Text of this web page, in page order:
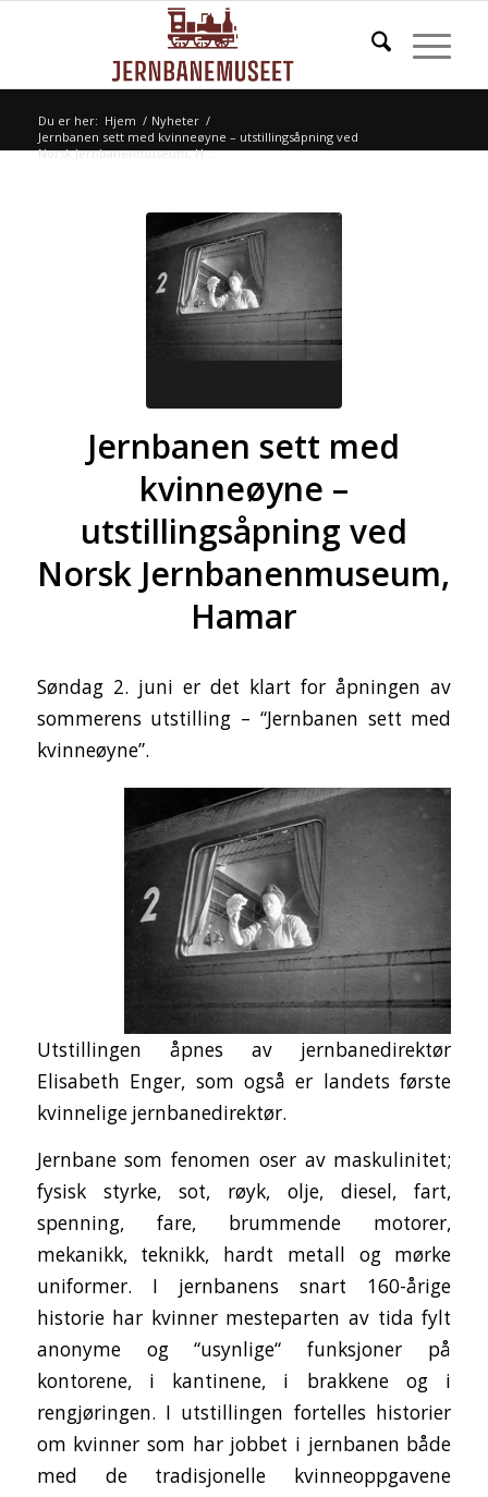
Du er her: Hjem / Nyheter /
Jernbanen sett med kvinneøyne – utstillingsåpning ved
Norsk Jernbanenmuseum, H...
Jernbanen sett med
kvinneøyne –
utstillingsåpning ved
Norsk Jernbanenmuseum,
Hamar
Søndag 2. juni er det klart for åpningen av
sommerens utstilling – “Jernbanen sett med
kvinneøyne”.
Utstillingen åpnes av jernbanedirektør
Elisabeth Enger, som også er landets første
kvinnelige jernbanedirektør.
Jernbane som fenomen oser av maskulinitet;
fysisk styrke, sot, røyk, olje, diesel, fart,
spenning, fare, brummende motorer,
mekanikk, teknikk, hardt metall og mørke
uniformer. I jernbanens snart 160-årige
historie har kvinner mesteparten av tida fylt
anonyme og “usynlige“ funksjoner på
kontorene, i kantinene, i brakkene og i
rengjøringen. I utstillingen fortelles historier
om kvinner som har jobbet i jernbanen både
med de tradisjonelle kvinneoppgavene